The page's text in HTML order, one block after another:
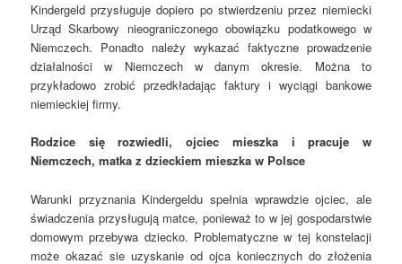
Kindergeld przysługuje dopiero po stwierdzeniu przez niemiecki
Urząd Skarbowy nieograniczonego obowiązku podatkowego w
Niemczech. Ponadto należy wykazać faktyczne prowadzenie
działalności w Niemczech w danym okresie. Można to
przykładowo zrobić przedkładając faktury i wyciągi bankowe
niemieckiej firmy.
Rodzice się rozwiedli, ojciec mieszka i pracuje w
Niemczech, matka z dzieckiem mieszka w Polsce
Warunki przyznania Kindergeldu spełnia wprawdzie ojciec, ale
świadczenia przysługują matce, ponieważ to w jej gospodarstwie
domowym przebywa dziecko. Problematyczne w tej konstelacji
może okazać sie uzyskanie od ojca koniecznych do złożenia